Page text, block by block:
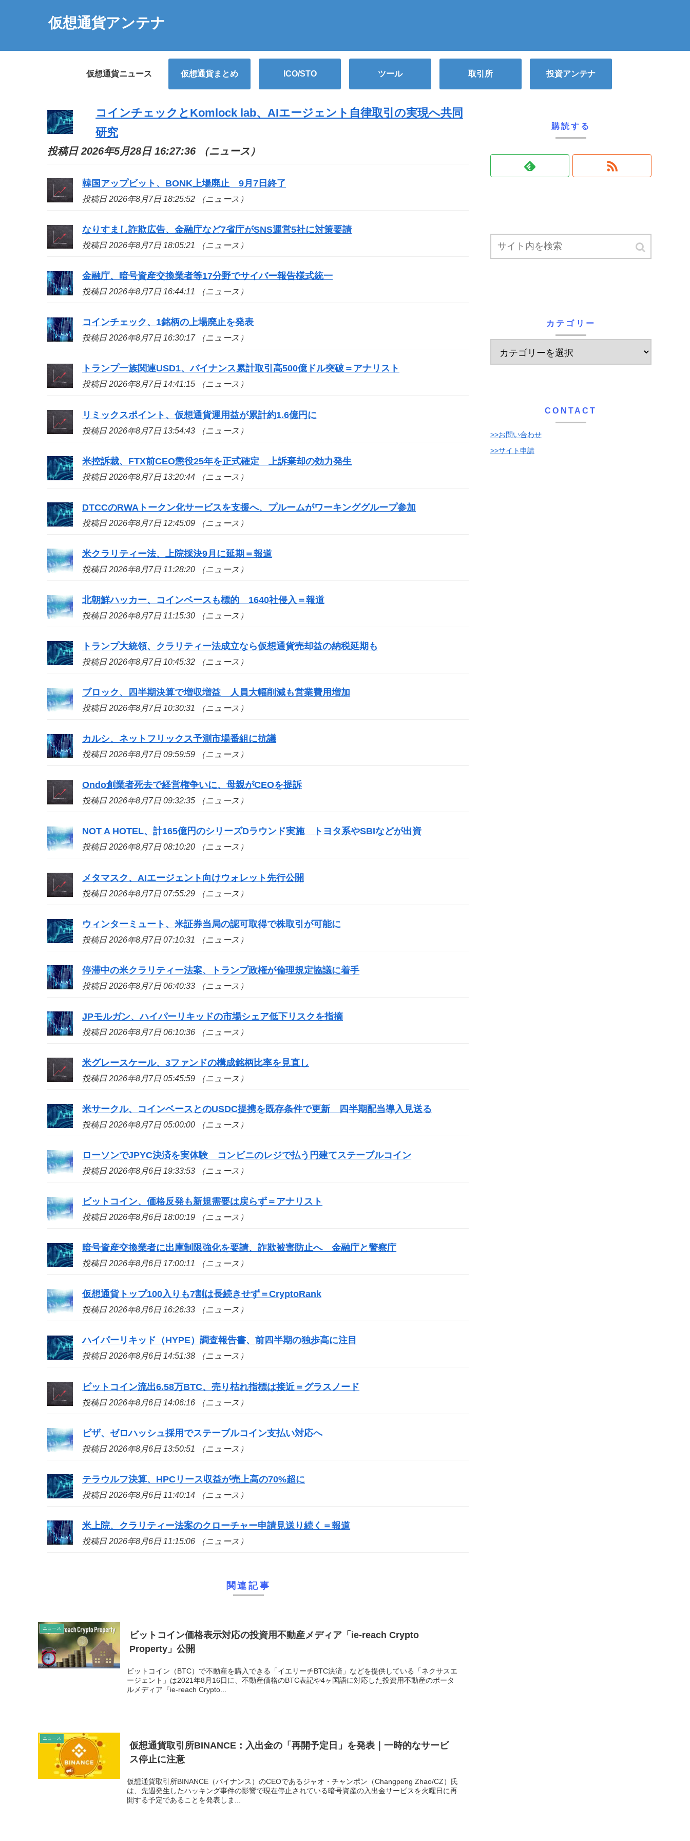
仮想通貨アンテナ
仮想通貨ニュース 仮想通貨まとめ ICO/STO ツール 取引所 投資アンテナ
コインチェックとKomlock lab、AIエージェント自律取引の実現へ共同
研究
投稿日 2026年5月28日 16:27:36 （ニュース）
韓国アップビット、BONK上場廃止 9月7日終了
投稿日 2026年8月7日 18:25:52 （ニュース）
なりすまし詐欺広告、金融庁など7省庁がSNS運営5社に対策要請
投稿日 2026年8月7日 18:05:21 （ニュース）
金融庁、暗号資産交換業者等17分野でサイバー報告様式統一
投稿日 2026年8月7日 16:44:11 （ニュース）
コインチェック、1銘柄の上場廃止を発表
投稿日 2026年8月7日 16:30:17 （ニュース）
トランプ一族関連USD1、バイナンス累計取引高500億ドル突破＝アナリスト
投稿日 2026年8月7日 14:41:15 （ニュース）
リミックスポイント、仮想通貨運用益が累計約1.6億円に
投稿日 2026年8月7日 13:54:43 （ニュース）
米控訴裁、FTX前CEO懲役25年を正式確定 上訴棄却の効力発生
投稿日 2026年8月7日 13:20:44 （ニュース）
DTCCのRWAトークン化サービスを支援へ、プルームがワーキンググループ参加
投稿日 2026年8月7日 12:45:09 （ニュース）
米クラリティー法、上院採決9月に延期＝報道
投稿日 2026年8月7日 11:28:20 （ニュース）
北朝鮮ハッカー、コインベースも標的 1640社侵入＝報道
投稿日 2026年8月7日 11:15:30 （ニュース）
トランプ大統領、クラリティー法成立なら仮想通貨売却益の納税延期も
投稿日 2026年8月7日 10:45:32 （ニュース）
ブロック、四半期決算で増収増益 人員大幅削減も営業費用増加
投稿日 2026年8月7日 10:30:31 （ニュース）
カルシ、ネットフリックス予測市場番組に抗議
投稿日 2026年8月7日 09:59:59 （ニュース）
Ondo創業者死去で経営権争いに、母親がCEOを提訴
投稿日 2026年8月7日 09:32:35 （ニュース）
NOT A HOTEL、計165億円のシリーズDラウンド実施 トヨタ系やSBIなどが出資
投稿日 2026年8月7日 08:10:20 （ニュース）
メタマスク、AIエージェント向けウォレット先行公開
投稿日 2026年8月7日 07:55:29 （ニュース）
ウィンターミュート、米証券当局の認可取得で株取引が可能に
投稿日 2026年8月7日 07:10:31 （ニュース）
停滞中の米クラリティー法案、トランプ政権が倫理規定協議に着手
投稿日 2026年8月7日 06:40:33 （ニュース）
JPモルガン、ハイパーリキッドの市場シェア低下リスクを指摘
投稿日 2026年8月7日 06:10:36 （ニュース）
米グレースケール、3ファンドの構成銘柄比率を見直し
投稿日 2026年8月7日 05:45:59 （ニュース）
米サークル、コインベースとのUSDC提携を既存条件で更新 四半期配当導入見送る
投稿日 2026年8月7日 05:00:00 （ニュース）
ローソンでJPYC決済を実体験 コンビニのレジで払う円建てステーブルコイン
投稿日 2026年8月6日 19:33:53 （ニュース）
ビットコイン、価格反発も新規需要は戻らず＝アナリスト
投稿日 2026年8月6日 18:00:19 （ニュース）
暗号資産交換業者に出庫制限強化を要請、詐欺被害防止へ 金融庁と警察庁
投稿日 2026年8月6日 17:00:11 （ニュース）
仮想通貨トップ100入りも7割は長続きせず＝CryptoRank
投稿日 2026年8月6日 16:26:33 （ニュース）
ハイパーリキッド（HYPE）調査報告書、前四半期の独歩高に注目
投稿日 2026年8月6日 14:51:38 （ニュース）
ビットコイン流出6.58万BTC、売り枯れ指標は接近＝グラスノード
投稿日 2026年8月6日 14:06:16 （ニュース）
ビザ、ゼロハッシュ採用でステーブルコイン支払い対応へ
投稿日 2026年8月6日 13:50:51 （ニュース）
テラウルフ決算、HPCリース収益が売上高の70%超に
投稿日 2026年8月6日 11:40:14 （ニュース）
米上院、クラリティー法案のクローチャー申請見送り続く＝報道
投稿日 2026年8月6日 11:15:06 （ニュース）
関連記事
ニュース
ビットコイン価格表示対応の投資用不動産メディア「ie-reach Crypto
Property」公開
ビットコイン（BTC）で不動産を購入できる「イエリーチBTC決済」などを提供している「ネクサスエ
ージェント」は2021年8月16日に、不動産価格のBTC表記や4ヶ国語に対応した投資用不動産のポータ
ルメディア『ie-reach Crypto...
ニュース
仮想通貨取引所BINANCE：入出金の「再開予定日」を発表｜一時的なサービ
ス停止に注意
仮想通貨取引所BINANCE（バイナンス）のCEOであるジャオ・チャンポン（Changpeng Zhao/CZ）氏
は、先週発生したハッキング事件の影響で現在停止されている暗号資産の入出金サービスを火曜日に再
開する予定であることを発表しま...
購読する
カテゴリー
CONTACT
>>お問い合わせ
>>サイト申請